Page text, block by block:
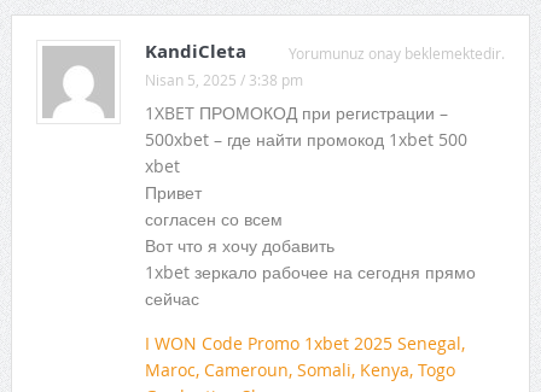
Yorumunuz onay beklemektedir.
KandiCleta
Nisan 5, 2025 / 3:38 pm
1XBET ПРОМОКОД при регистрации –
500xbet – где найти промокод 1xbet 500
xbet
Привет
согласен со всем
Вот что я хочу добавить
1xbet зеркало рабочее на сегодня прямо
сейчас
I WON Code Promo 1xbet 2025 Senegal,
Maroc, Cameroun, Somali, Kenya, Togo